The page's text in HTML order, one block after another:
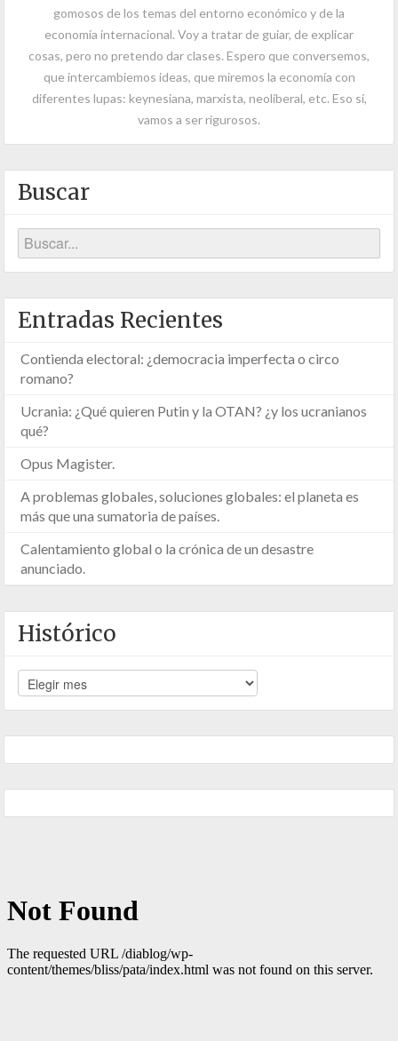
gomosos de los temas del entorno económico y de la
economía internacional. Voy a tratar de guiar, de explicar
cosas, pero no pretendo dar clases. Espero que conversemos,
que intercambiemos ideas, que miremos la economía con
diferentes lupas: keynesiana, marxista, neoliberal, etc. Eso sí,
vamos a ser rigurosos.
Buscar
Entradas Recientes
Contienda electoral: ¿democracia imperfecta o circo
romano?
Ucrania: ¿Qué quieren Putin y la OTAN? ¿y los ucranianos
qué?
Opus Magister.
A problemas globales, soluciones globales: el planeta es
más que una sumatoria de países.
Calentamiento global o la crónica de un desastre
anunciado.
Histórico